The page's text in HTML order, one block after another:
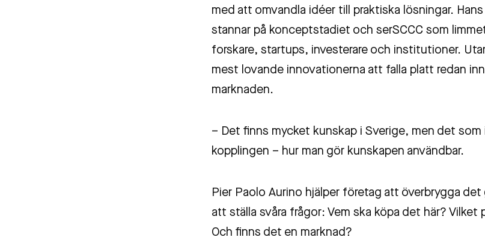
med att omvandla idéer till praktiska lösningar.
stannar på konceptstadiet och serSCCC som
forskare, startups, investerare och institutioner.
mest lovande innovationerna att falla platt redan
marknaden.
– Det finns mycket kunskap i Sverige, men det som
kopplingen – hur man gör kunskapen användbar.
Pier Paolo Aurino hjälper företag att överbrygga
att ställa svåra frågor: Vem ska köpa det här? Vilket
Och finns det en marknad?